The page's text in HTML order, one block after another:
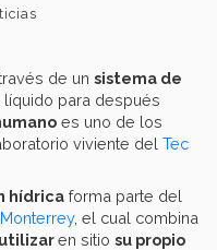
de un sistema de
líquido para después
es uno de los
viviente del Tec
hídrica forma parte del
, el cual combina
en sitio su propio